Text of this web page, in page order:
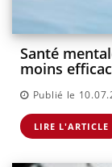
Santé
moins
Publié le
LIRE L'ARTICLE